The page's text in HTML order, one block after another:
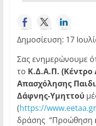
Δημοσίευση: 17
Σας ενημερώνουμε
το Κ.Δ.Α.Π. (Κέντρο
Απασχόλησης
Δάφνης-Υμηττού
(https://
δράσης “Προώθηση